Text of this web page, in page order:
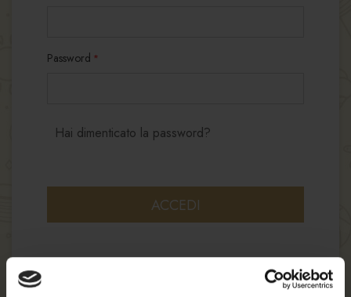
Password
ACCEDI
Hai dimenticato la password?